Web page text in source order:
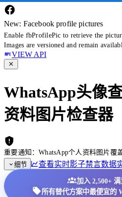
New: Facebook profile pictures
Enable fbProfilePic to retrieve the
Images are versioned and remain
VIEW API
WhatsApp头像
资料图片检查器
重要通知：WhatsApp个人资料图片覆
细节
查看实时影子禁言数据
加入 2,500+ 满
所有替代方案中最便宜的